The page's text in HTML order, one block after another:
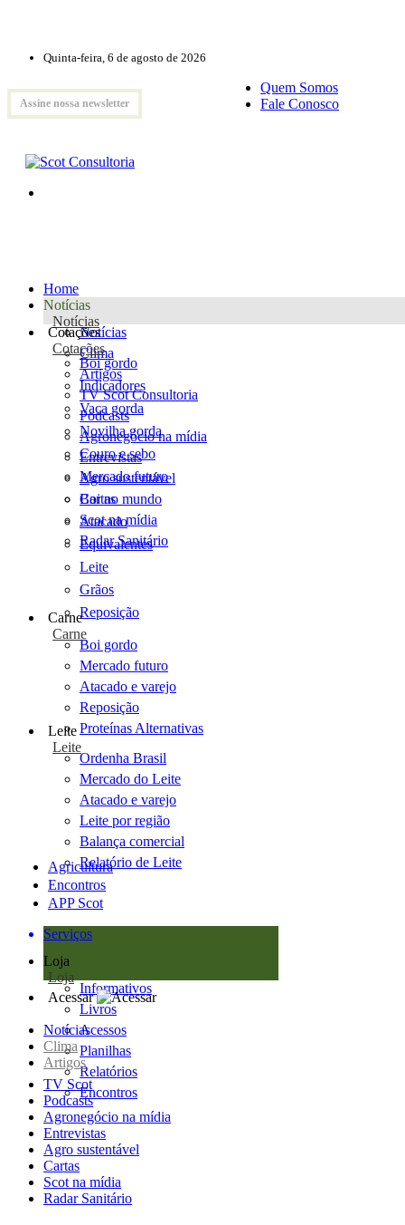
Quinta-feira, 6 de agosto de 2026
Assine nossa newsletter
Quem Somos
Fale Conosco
Home
Notícias
Notícias
Notícias
Clima
Artigos
TV Scot Consultoria
Podcasts
Agronegócio na mídia
Entrevistas
Agro sustentável
Cartas
Scot na mídia
Radar Sanitário
Cotações
Cotações
Boi gordo
Indicadores
Vaca gorda
Novilha gorda
Couro e sebo
Mercado futuro
Boi no mundo
Atacado
Equivalentes
Leite
Grãos
Reposição
Carne
Carne
Boi gordo
Mercado futuro
Atacado e varejo
Reposição
Proteínas Alternativas
Leite
Leite
Ordenha Brasil
Mercado do Leite
Atacado e varejo
Leite por região
Balança comercial
Relatório de Leite
Agricultura
Encontros
APP Scot
Serviços
Loja
Loja
Informativos
Livros
Acessos
Planilhas
Relatórios
Encontros
Acessar
Notícias
Clima
Artigos
TV Scot
Podcasts
Agronegócio na mídia
Entrevistas
Agro sustentável
Cartas
Scot na mídia
Radar Sanitário